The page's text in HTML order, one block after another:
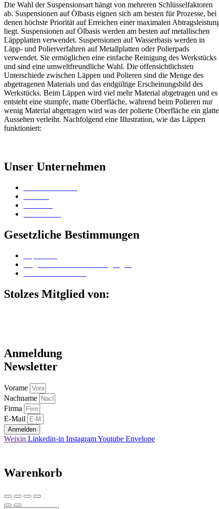
Die Wahl der Suspensionsart hängt von mehreren Schlüsselfaktoren
ab. Suspensionen auf Ölbasis eignen sich am besten für Prozesse, bei
denen höchste Priorität auf Erreichen einer maximalen
liegt. Suspensionen auf Ölbasis werden am besten auf metallischen
Läppplatten verwendet. Suspensionen auf Wasserbasis werden in
Läpp- und Polierverfahren auf Metallplatten oder Polierpads
verwendet. Sie ermöglichen eine einfache Reinigung des Werkstücks
und sind eine umweltfreundliche Wahl. Die offensichtlichsten
Unterschiede zwischen Läppen und Polieren sind die Menge des
abgetragenen Materials und das endgültige Erscheinungsbild des
Werkstücks. Beim Läppen wird viel mehr Material abgetragen und es
entsteht eine stumpfe, matte Oberfläche, während beim Polieren nur
wenig Material abgetragen wird was der polierte Oberfläche ein
Aussehen verleiht. Nachfolgend eine Illustration, wie das Läppen
funktioniert:
Unser Unternehmen
Gesetzliche Bestimmungen
Stolzes Mitglied von:
Anmeldung
Newsletter
Vorame
Nachname
Firma
E-Mail
Anmelden
Weixin Linkedin-in InstagramYoutube Envelope
Warenkorb